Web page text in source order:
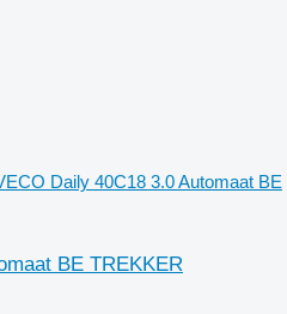
Daily 40C18 3.0 Automaat BE
BE TREKKER